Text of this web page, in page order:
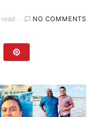
NO COMMENTS